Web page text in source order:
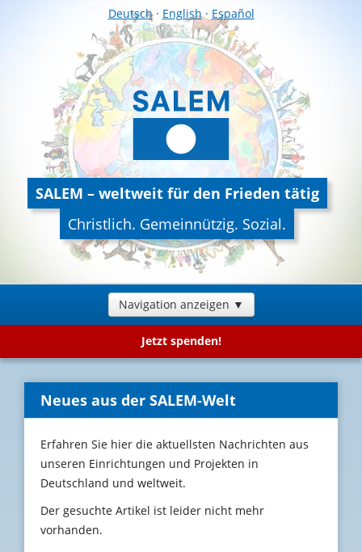
SALEM – weltweit für den Frieden tätig
Christlich. Gemeinnützig. Sozial.
Deutsch· English· Español
Navigation anzeigen ▼
Jetzt spenden!
Neues aus der SALEM-Welt
Erfahren Sie hier die aktuellsten Nachrichten aus
unseren Einrichtungen und Projekten in
Deutschland und weltweit.
Der gesuchte Artikel ist leider nicht mehr
vorhanden.